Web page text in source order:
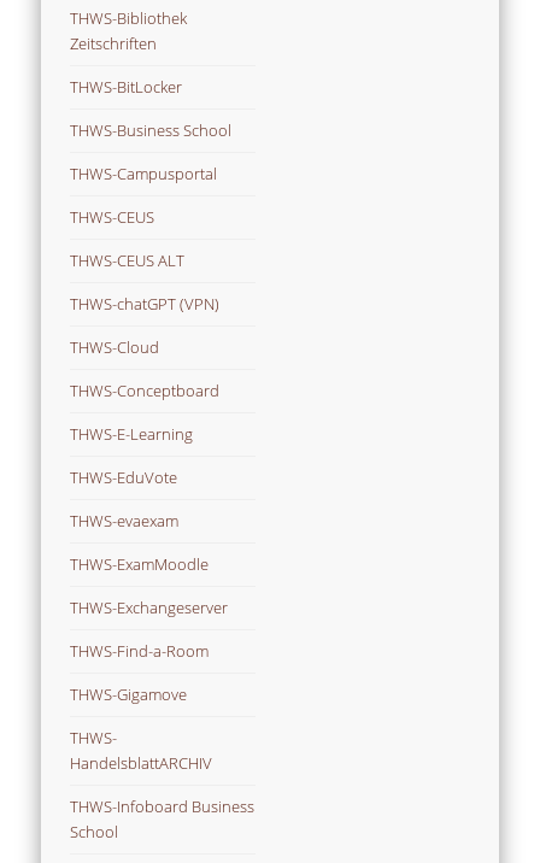
THWS-Bibliothek
Zeitschriften
THWS-BitLocker
THWS-Business School
THWS-Campusportal
THWS-CEUS
THWS-CEUS ALT
THWS-chatGPT (VPN)
THWS-Cloud
THWS-Conceptboard
THWS-E-Learning
THWS-EduVote
THWS-evaexam
THWS-ExamMoodle
THWS-Exchangeserver
THWS-Find-a-Room
THWS-Gigamove
THWS-
HandelsblattARCHIV
THWS-Infoboard Business
School